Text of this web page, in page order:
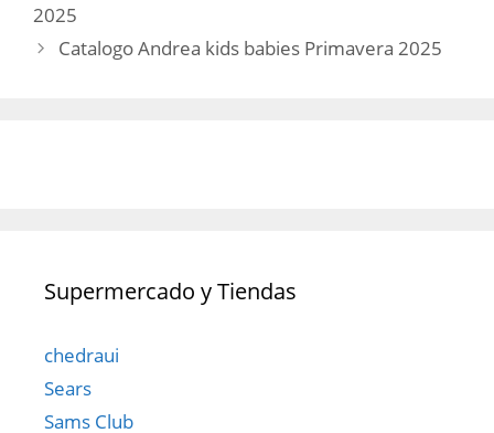
2025
Catalogo Andrea kids babies Primavera 2025
Supermercado y Tiendas
chedraui
Sears
Sams Club